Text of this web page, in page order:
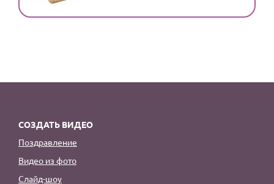
СОЗДАТЬ ВИДЕО
Поздравление
Видео из фото
Слайд-шоу